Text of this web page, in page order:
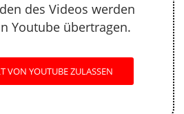
des Videos werden
Youtube übertragen.
VON YOUTUBE ZULASSEN